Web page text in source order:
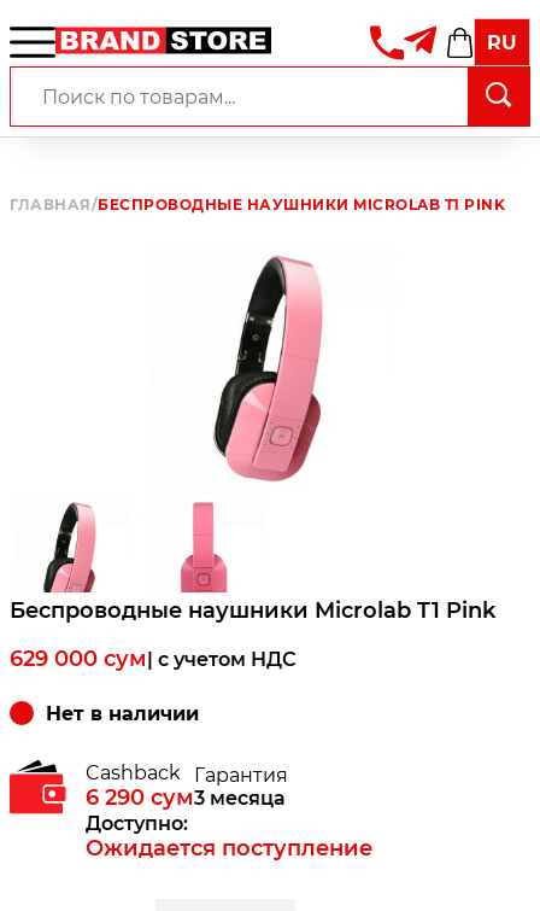
RU
ГЛАВНАЯ/БЕСПРОВОДНЫЕ НАУШНИКИ MICROLAB T1 PINK
Беспроводные наушники Microlab T1 Pink
629 000 сум| c учетом НДС
Нет в наличии
Cashback
6 290 сум
Гарантия
3 месяца
Доступно:
Ожидается поступление